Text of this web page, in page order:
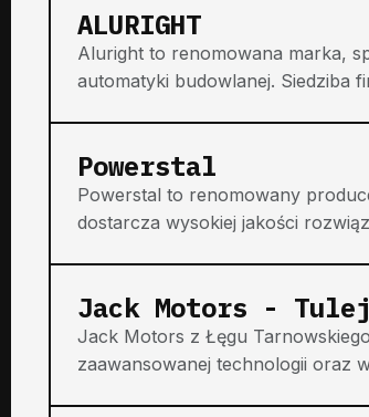
ALURIGHT
Aluright to renomowana marka,
automatyki budowlanej. Siedziba
Powerstal
Powerstal to renomowany
dostarcza wysokiej jakości
Jack Motors -
Jack Motors z Łęgu
zaawansowanej technologii oraz